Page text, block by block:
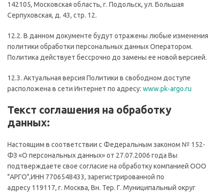
142105, Московская область, г. Подольск, ул. Большая
Серпуховская, д. 43, стр. 12.
12.2. В данном документе будут отражены любые изменения
политики обработки персональных данных Оператором.
Политика действует бессрочно до замены ее новой версией.
12.3. Актуальная версия Политики в свободном доступе
расположена в сети Интернет по адресу: www.pk-argo.ru
Текст соглашения на обработку
данных:
Настоящим в соответствии с Федеральным законом № 152-
ФЗ «О персональных данных» от 27.07.2006 года Вы
подтверждаете свое согласие на обработку компанией ООО
"АРГО",ИНН 7706548433, зарегистрированной по
адресу 119117, г. Москва, Вн. Тер. Г. Муниципальный округ